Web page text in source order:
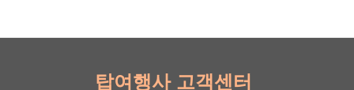
탑여행사 고객센터